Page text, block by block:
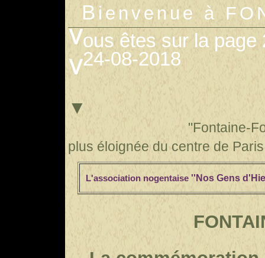
B ienvenue à
ous êtes sur la page
24-08-2018
▼
"Fontaine-
plus éloignée du centre de
L'association nogentaise ''Nos Gens